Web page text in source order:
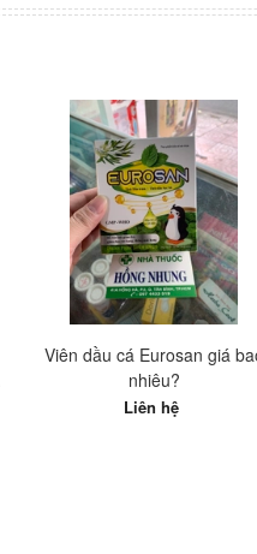
Viên dầu cá Eurosan giá
nhiêu?
Liên hệ